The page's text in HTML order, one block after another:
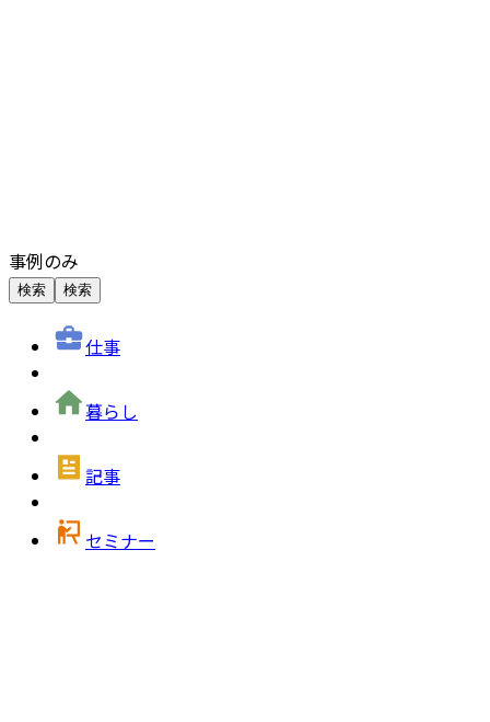
事例のみ
検索 検索
仕事
暮らし
記事
セミナー